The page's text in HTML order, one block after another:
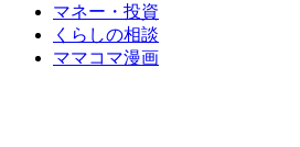
マネー・投資
くらしの相談
ママコマ漫画